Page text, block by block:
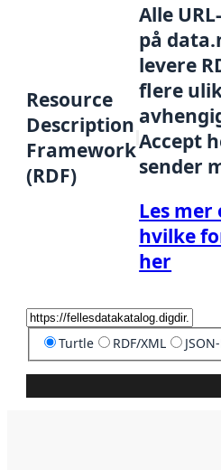
Resource
Description
Framework
(RDF)
Alle
på
levere
flere
Accept
sender
Les mer
hvilke
her
Turtle RDF/XML